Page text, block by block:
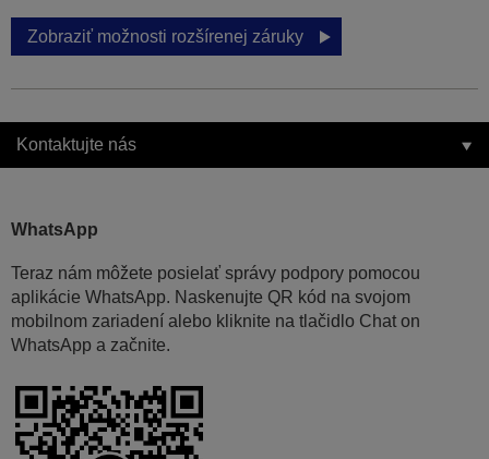
Zobraziť možnosti rozšírenej záruky
Kontaktujte nás
WhatsApp
Teraz nám môžete posielať správy podpory pomocou
aplikácie WhatsApp. Naskenujte QR kód na svojom
mobilnom zariadení alebo kliknite na tlačidlo Chat on
WhatsApp a začnite.